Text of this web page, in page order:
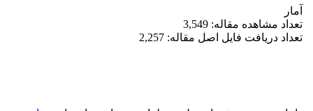
آمار
تعداد مشاهده مقاله: 3,549
تعداد دریافت فایل اصل مقاله: 2,257